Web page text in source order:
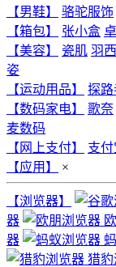
【男鞋】
骆驼服饰
【箱包】
张小盒
【美容】
瓷肌 羽西
姿
【运动用品】
探路
【数码家电】
歌奈
麦数码
【网上支付】
支付
【应用】
×
【浏览器】
器
器
猎